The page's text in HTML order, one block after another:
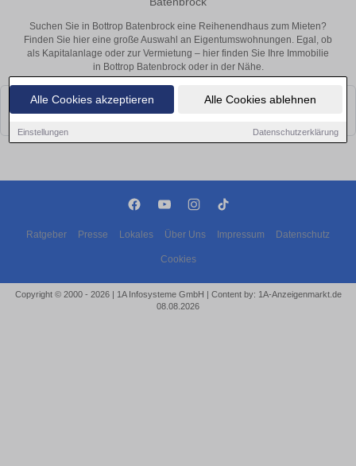
Alle Cookies akzeptieren Alle Cookies ablehnen
Einstellungen Datenschutzerklärung
Suchen Sie in Bottrop Batenbrock eine Reihenendhaus zum Mieten?
Finden Sie hier eine große Auswahl an Eigentumswohnungen. Egal, ob
als Kapitalanlage oder zur Vermietung – hier finden Sie Ihre Immobilie
in Bottrop Batenbrock oder in der Nähe.
Leider konnten wir derzeit keine passenden Objekte finden. Schauen Sie
bald wieder vorbei!
Ratgeber Presse Lokales Über Uns Impressum Datenschutz
Cookies
Copyright © 2000 - 2026 | 1A Infosysteme GmbH | Content by: 1A-Anzeigenmarkt.de
08.08.2026